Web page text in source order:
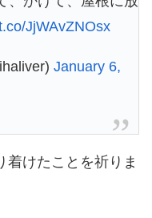
JjWAvZNOsx
January 6,
着けたことを祈りま